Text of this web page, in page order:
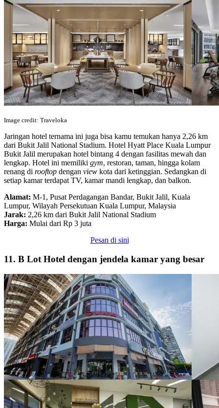
Image credit: Traveloka
Jaringan hotel ternama ini juga bisa kamu temukan hanya 2,26 km
dari Bukit Jalil National Stadium. Hotel Hyatt Place Kuala Lumpur
Bukit Jalil merupakan hotel bintang 4 dengan fasilitas mewah dan
lengkap. Hotel ini memiliki gym, restoran, taman, hingga kolam
renang di rooftop dengan view kota dari ketinggian. Sedangkan di
setiap kamar terdapat TV, kamar mandi lengkap, dan balkon.
Alamat: M-1, Pusat Perdagangan Bandar, Bukit Jalil, Kuala
Lumpur, Wilayah Persekutuan Kuala Lumpur, Malaysia
Jarak: 2,26 km dari Bukit Jalil National Stadium
Harga: Mulai dari Rp 3 juta
Pesan di sini
11. B Lot Hotel dengan jendela kamar yang besar